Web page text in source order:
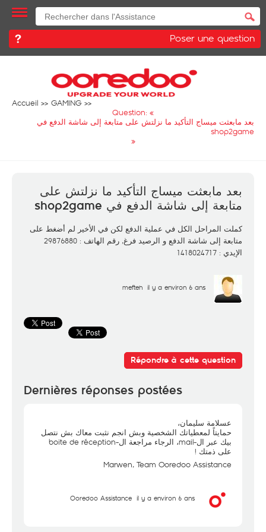
Poser une question
Accueil
GAMING
Question: «
بعد مابعثت ميساج التأكيد ما نزلتش على متابعة إلى شاشة الدفع في
shop2game
»
بعد مابعثت ميساج التأكيد ما نزلتش على
متابعة إلى شاشة الدفع في shop2game
كملت المراحل الكل في عملية الدفع لكن في الأخير لم أضغط على
متابعة إلى شاشة الدفع و الرصيد فرغ, رقم الهاتف : 29876880
الإيدي : 1418024717
mefteh il y a environ 6 ans
Répondre à cette question
Dernières réponses postées
عسلامة سليمان،
حمايتاً لمعطياتك الشخصية وبش انجم نثبت معاك بش نتصل
بيك عبر ال-mail، الرجاء مراجعة ال-boite de réception
على ذمتك !
Marwen, Team Ooredoo Assistance
Ooredoo Assistance il y a environ 6 ans